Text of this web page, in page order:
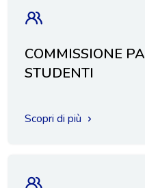
COMMISSIONE PARITETICA DOCENTI-
STUDENTI
Scopri di più